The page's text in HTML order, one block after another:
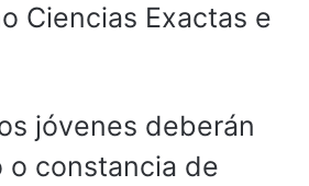
Ciencias Exactas e
jóvenes deberán
o constancia de